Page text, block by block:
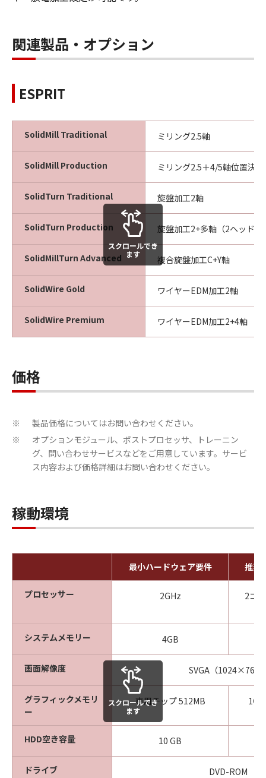
関連製品・オプション
ESPRIT
SolidMill Traditional ミリング2.5軸
SolidMill Production ミリング2.5＋4/5軸位置決め
SolidTurn Traditional 旋盤加工2軸
SolidTurn Production 旋盤加工2+多軸（2ヘッド/2
SolidMillTurn Advanced 複合旋盤加工C+Y軸
SolidWire Gold ワイヤーEDM加工2軸
SolidWire Premium ワイヤーEDM加工2+4軸
スクロールでき
ます
価格
※ 製品価格についてはお問い合わせください。
※
オプションモジュール、ポストプロセッサ、トレーニン
グ、問い合わせサービスなどをご用意しています。サービ
ス内容および価格詳細はお問い合わせください。
稼動環境
最小ハードウェア要件 推奨
プロセッサー 2GHz 2コ
システムメモリー 4GB
画面解像度 SVGA（1024×768
グラフィックメモリ
ー
専用チップ 512MB
HDD空き容量 10 GB
ドライブ DVD-ROM
スクロールでき
ます